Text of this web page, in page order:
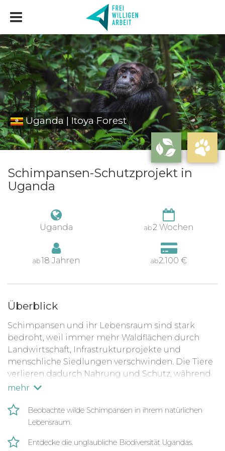
Uganda | Itoya Forest
Schim­pansen-Schutzprojekt in
Uganda
Uganda ab2 Wochen
ab18 Jahren ab2.100 €
Überblick
Schimpansen und ihr Lebensraum sind stark
bedroht, weil immer mehr Waldflächen durch
Landwirtschaft, Infrastrukturprojekte und
menschliche Siedlungen verschwinden. Die Tiere
verlieren dadurch Nahrung und Schutz, während
Konflikte mit Menschen zunehmen, wenn sie
gefährden illegale Jagd, Abholzung und der
Klimawandel das empfindliche Gleichgewicht des
Regenwaldes, der ohne Schutz seine Vielfalt und
Lebensfähigkeit verlieren würde. Hier setzt das
mehr
Beobachte wilde Schim­pansen in ihrem natür­li­chen
Lebens­raum.
Entdecke die unglaub­liche Biodi­ver­sität Ugandas.